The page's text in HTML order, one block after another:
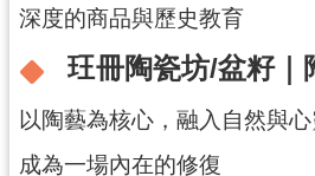
政
府
網
站
深度的商品與歷史教育
玨冊陶瓷坊/盆籽｜
以陶藝為核心，融入自然與
成為一場內在的修復